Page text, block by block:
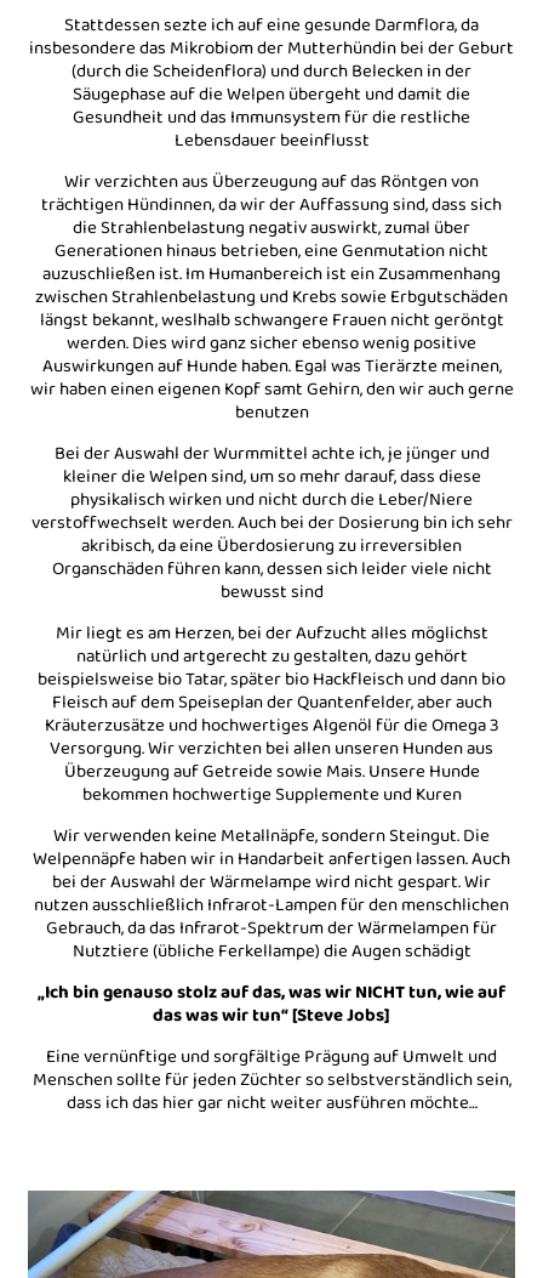
Stattdessen sezte ich auf eine gesunde Darmflora, da
insbesondere das Mikrobiom der Mutterhündin bei der Geburt
(durch die Scheidenflora) und durch Belecken in der
Säugephase auf die Welpen übergeht und damit die
Gesundheit und das Immunsystem für die restliche
Lebensdauer beeinflusst
Wir verzichten aus Überzeugung auf das Röntgen von
trächtigen Hündinnen, da wir der Auffassung sind, dass sich
die Strahlenbelastung negativ auswirkt, zumal über
Generationen hinaus betrieben, eine Genmutation nicht
auzuschließen ist. Im Humanbereich ist ein Zusammenhang
zwischen Strahlenbelastung und Krebs sowie Erbgutschäden
längst bekannt, weslhalb schwangere Frauen nicht geröntgt
werden. Dies wird ganz sicher ebenso wenig positive
Auswirkungen auf Hunde haben. Egal was Tierärzte meinen,
wir haben einen eigenen Kopf samt Gehirn, den wir auch gerne
benutzen
Bei der Auswahl der Wurmmittel achte ich, je jünger und
kleiner die Welpen sind, um so mehr darauf, dass diese
physikalisch wirken und nicht durch die Leber/Niere
verstoffwechselt werden. Auch bei der Dosierung bin ich sehr
akribisch, da eine Überdosierung zu irreversiblen
Organschäden führen kann, dessen sich leider viele nicht
bewusst sind
Mir liegt es am Herzen, bei der Aufzucht alles möglichst
natürlich und artgerecht zu gestalten, dazu gehört
beispielsweise bio Tatar, später bio Hackfleisch und dann bio
Fleisch auf dem Speiseplan der Quantenfelder, aber auch
Kräuterzusätze und hochwertiges Algenöl für die Omega 3
Versorgung. Wir verzichten bei allen unseren Hunden aus
Überzeugung auf Getreide sowie Mais. Unsere Hunde
bekommen hochwertige Supplemente und Kuren
Wir verwenden keine Metallnäpfe, sondern Steingut. Die
Welpennäpfe haben wir in Handarbeit anfertigen lassen. Auch
bei der Auswahl der Wärmelampe wird nicht gespart. Wir
nutzen ausschließlich Infrarot-Lampen für den menschlichen
Gebrauch, da das Infrarot-Spektrum der Wärmelampen für
Nutztiere (übliche Ferkellampe) die Augen schädigt
„Ich bin genauso stolz auf das, was wir NICHT tun, wie auf
das was wir tun“ [Steve Jobs]
Eine vernünftige und sorgfältige Prägung auf Umwelt und
Menschen sollte für jeden Züchter so selbstverständlich sein,
dass ich das hier gar nicht weiter ausführen möchte…